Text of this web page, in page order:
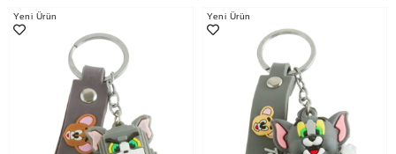
Yeni Ürün Yeni Ürün